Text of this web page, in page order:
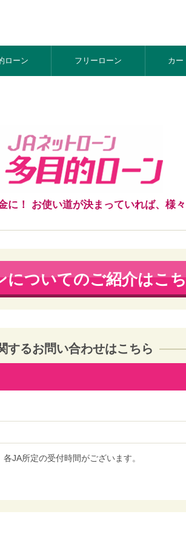
ローン フリー ローン カー
に！ お使い道が決まっていれば、様
についてのご紹介はこ
するお問い合わせはこちら
JA所定の受付時間がございます。